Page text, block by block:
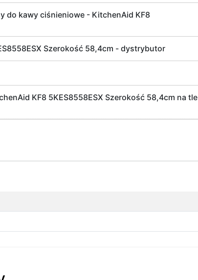
do kawy ciśnieniowe - KitchenAid KF8
Szerokość 58,4cm - dystrybutor
KF8 5KES8558ESX Szerokość 58,4cm na tle